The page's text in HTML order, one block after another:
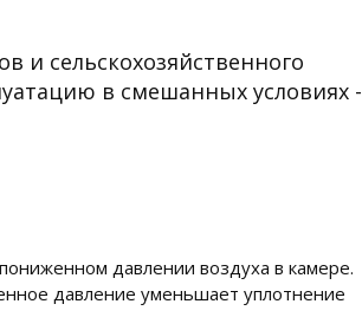
сельскохозяйственного
в смешанных условиях -
давлении воздуха в камере.
давление уменьшает уплотнение